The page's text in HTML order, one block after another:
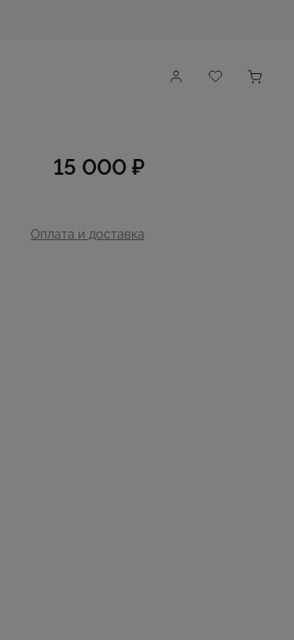
15 000 ₽
Оплата и доставка